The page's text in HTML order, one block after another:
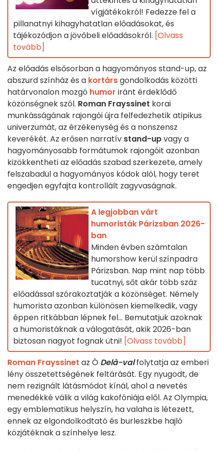
vígjátékokról! Fedezze fel a
pillanatnyi kihagyhatatlan előadásokat, és
tájékozódjon a jövőbeli előadásokról. [Olvass
tovább]
Az előadás elsősorban a hagyományos stand-up, az
abszurd színház és a kortársgondolkodás közötti
határvonalon mozgó humor iránt érdeklődő
közönségnek szól. Roman Frayssinet korai
munkásságának rajongói újra felfedezhetik atipikus
univerzumát, az érzékenység és a nonszensz
keverékét. Az erősen narratív stand-upvagy a
hagyományosabb formátumok rajongóit azonban
kizökkentheti az előadás szabad szerkezete, amely
felszabadul a hagyományos kódok alól, hogy teret
engedjen egyfajta kontrollált zagyvaságnak.
A legjobban várt
humoristák Párizsban 2026-
ban
Minden évben számtalan
humorshow kerül színpadra
Párizsban. Nap mint nap több
tucatnyi, sőt akár több száz
előadással szórakoztatják a közönséget. Némely
humorista azonban különösen kiemelkedik, vagy
éppen ritkábban lépnek fel... Bemutatjuk azoknak
a humoristáknak a válogatását, akik 2026-ban
biztosan nagyot fognak ütni! [Olvass tovább]
Roman Frayssinet az Ô Delà-valfolytatja az emberi
lény összetettségének feltárását. Egy nyugodt, de
nem rezignált látásmódot kínál, ahol a nevetés
menedékké válik a világ kakofóniája elől. Az Olympia,
egy emblematikus helyszín, ha valaha is létezett,
ennek az elgondolkodtató és burleszkbe hajló
közjátéknak a színhelye lesz.